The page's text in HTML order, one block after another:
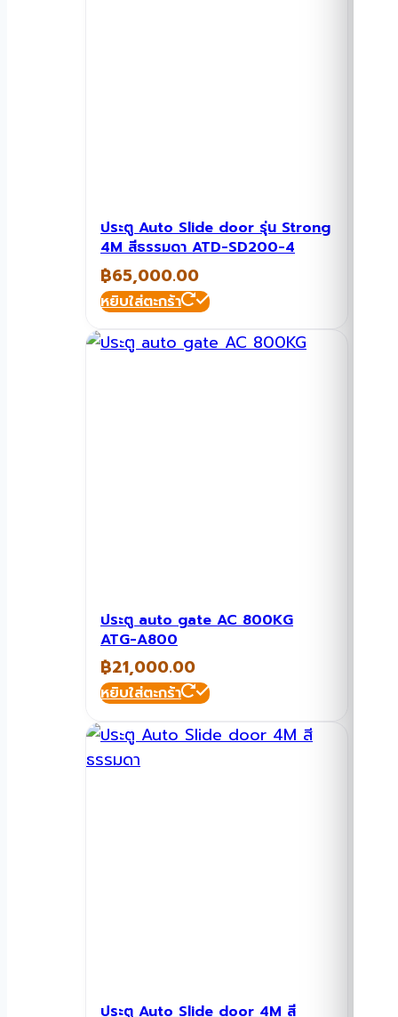
ประตู Auto Slide door รุ่น Strong
4M สีธรรมดา ATD-SD200-4
฿65,000.00
หยิบใส่ตะกร้า
ประตู auto gate AC 800KG
ATG-A800
฿21,000.00
หยิบใส่ตะกร้า
ประตู Auto Slide door 4M สี